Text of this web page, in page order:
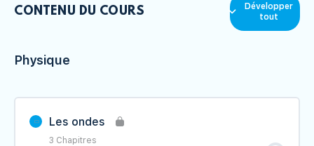
CONTENU DU COURS
Développer
tout
Physique
Les ondes
3 Chapitres